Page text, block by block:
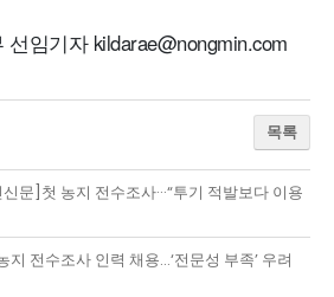
임기자 kildarae@nongmin.com
목록
문]첫 농지 전수조사···“투기 적발보다 이용
지 전수조사 인력 채용…‘전문성 부족’ 우려